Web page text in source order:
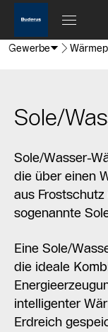
Gewerbe
Sole/
Sole/Wasser-
die über einen
aus
sogenannte
Eine Sole/
die ideale
intelligenter
Erdreich